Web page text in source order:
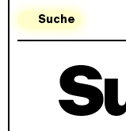
Suche